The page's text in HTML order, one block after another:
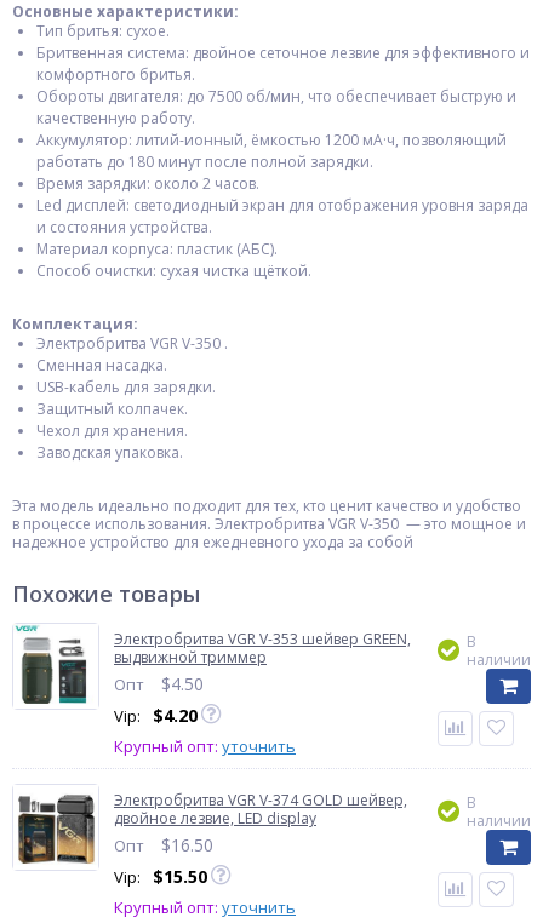
Основные характеристики:
Тип бритья: сухое.
Бритвенная система: двойное сеточное лезвие для эффективного и
комфортного бритья.
Обороты двигателя: до 7500 об/мин, что обеспечивает быструю и
качественную работу.
Аккумулятор: литий-ионный, ёмкостью 1200 мА·ч, позволяющий
работать до 180 минут после полной зарядки.
Время зарядки: около 2 часов.
Led дисплей: светодиодный экран для отображения уровня заряда
и состояния устройства.
Материал корпуса: пластик (АБС).
Способ очистки: сухая чистка щёткой.​
Комплектация:
Электробритва VGR V-350 .
Сменная насадка.
USB-кабель для зарядки.
Защитный колпачек.
Чехол для хранения.
Заводская упаковка.
Эта модель идеально подходит для тех, кто ценит качество и удобство
в процессе использования. Электробритва VGR V-350 — это мощное и
надежное устройство для ежедневного ухода за собой
Похожие товары
Электробритва VGR V-353 шейвер GREEN,
выдвижной триммер
Опт $4.50
Vip: $4.20
Крупный опт: уточнить
В
наличии
Электробритва VGR V-374 GOLD шейвер,
двойное лезвие, LED display
Опт $16.50
Vip: $15.50
Крупный опт: уточнить
В
наличии